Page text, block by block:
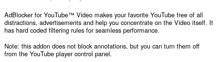
AdBlocker for YouTube™ Video makes your favorite YouTube free of all
distractions, advertisements and help you concentrate on the Video itself. It
has hard coded filtering rules for seamless performance.
Note: this addon does not block annotations, but you can turn them off
from the YouTube player control panel.